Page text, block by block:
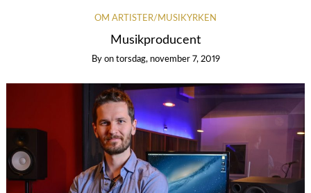
OM ARTISTER/MUSIKYRKEN
Musikproducent
By on torsdag, november 7, 2019